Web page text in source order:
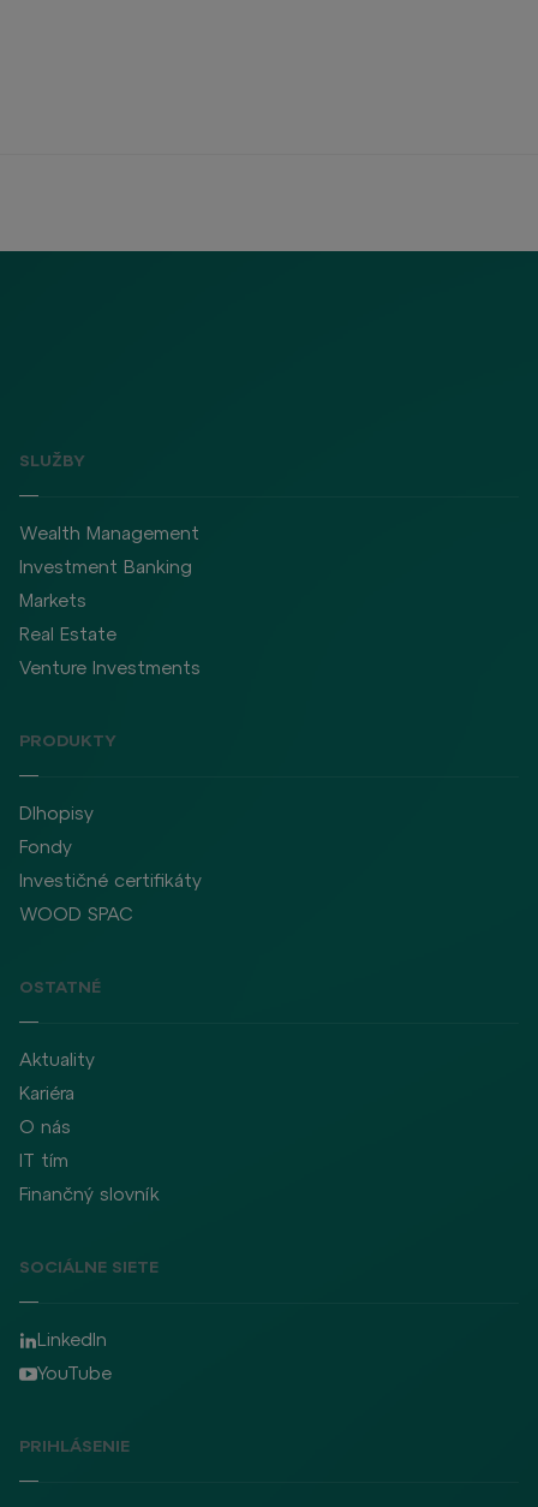
SLUŽBY
Wealth Management
Investment Banking
Markets
Real Estate
Venture Investments
PRODUKTY
Dlhopisy
Fondy
Investičné certifikáty
WOOD SPAC
OSTATNÉ
Aktuality
Kariéra
O nás
IT tím
Finančný slovník
SOCIÁLNE SIETE
LinkedIn
YouTube
PRIHLÁSENIE